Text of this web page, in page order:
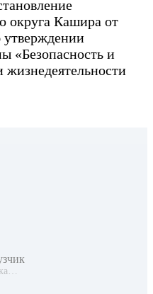
округа Кашира от
«Безопасность и
жизнедеятельности